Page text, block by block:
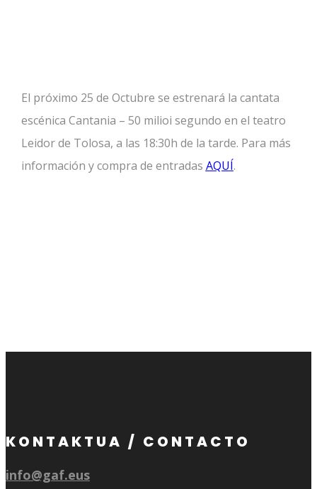
El próximo 25 de Octubre se estrenará la cantata
escénica Cantania – 50 milioi segundo en el teatro
Leidor de Tolosa, a las 18:30h de la tarde. Para más
información y compra de entradas AQUÍ.
KONTAKTUA / CONTACTO
info@gaf.eus